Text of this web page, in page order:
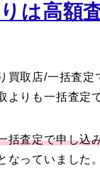
は高額
買取店/一括査
よりも一括査定
括査定で申し込
なっていました。